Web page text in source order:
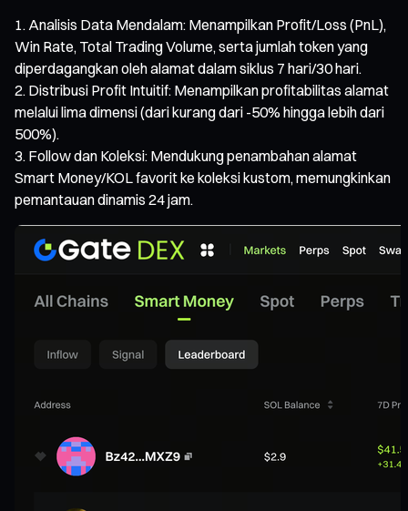
Analisis Data Mendalam: Menampilkan Profit/Loss (PnL),
Win Rate, Total Trading Volume, serta jumlah token yang
diperdagangkan oleh alamat dalam siklus 7 hari/30 hari.
Distribusi Profit Intuitif: Menampilkan profitabilitas alamat
melalui lima dimensi (dari kurang dari -50% hingga lebih dari
500%).
Follow dan Koleksi: Mendukung penambahan alamat
Smart Money/KOL favorit ke koleksi kustom, memungkinkan
pemantauan dinamis 24 jam.